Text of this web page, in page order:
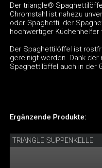
Der triangle®
Chromstahl ist nahezu
oder Spaghetti, der
hochwertiger Küchenhelfer
Der Spaghettilöffel ist
gereinigt werden. Dank der
Spaghettilöffel auch in der
Ergänzende Produkte:
TRIANGLE SUPPENKELLE